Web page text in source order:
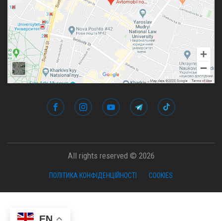
All rights reserved © 2026
ПОЛІТИКА КОНФІДЕНЦІЙНОСТІ COOKIES